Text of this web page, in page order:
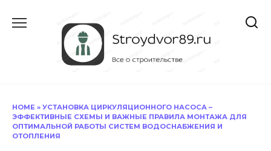
содержанию
HOME » УСТАНОВКА ЦИРКУЛЯЦИОННОГО НАСОСА –
ЭФФЕКТИВНЫЕ СХЕМЫ И ВАЖНЫЕ ПРАВИЛА МОНТАЖА ДЛЯ
ОПТИМАЛЬНОЙ РАБОТЫ СИСТЕМ ВОДОСНАБЖЕНИЯ И
ОТОПЛЕНИЯ